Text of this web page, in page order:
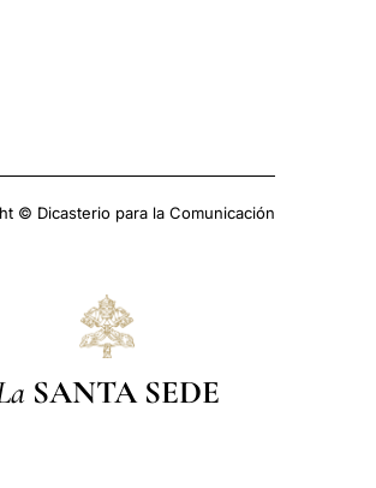
© Dicasterio para la Comunicación
SANTA SEDE